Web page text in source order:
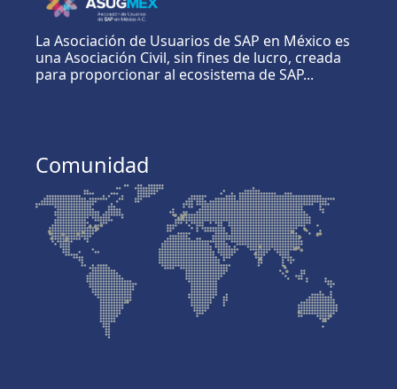
La Asociación de Usuarios de SAP en México es
una Asociación Civil, sin fines de lucro, creada
para proporcionar al ecosistema de SAP...
Comunidad